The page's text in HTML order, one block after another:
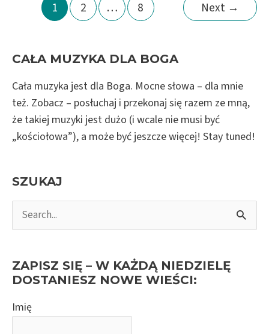
–
Crushing
pagination
1 2 … 8 Next →
CAŁA MUZYKA DLA BOGA
Cała muzyka jest dla Boga. Mocne słowa – dla mnie
też. Zobacz – posłuchaj i przekonaj się razem ze mną,
że takiej muzyki jest dużo (i wcale nie musi być
„kościołowa”), a może być jeszcze więcej! Stay tuned!
SZUKAJ
r
c
f
ZAPISZ SIĘ – W KAŻDĄ NIEDZIELĘ
DOSTANIESZ NOWE WIEŚCI:
Imię